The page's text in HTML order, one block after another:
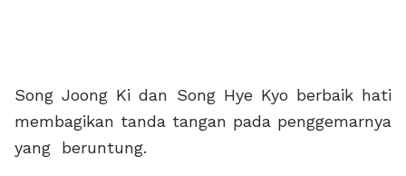
Song Joong Ki dan Song Hye Kyo berbaik hati
membagikan tanda tangan pada penggemarnya
yang beruntung.